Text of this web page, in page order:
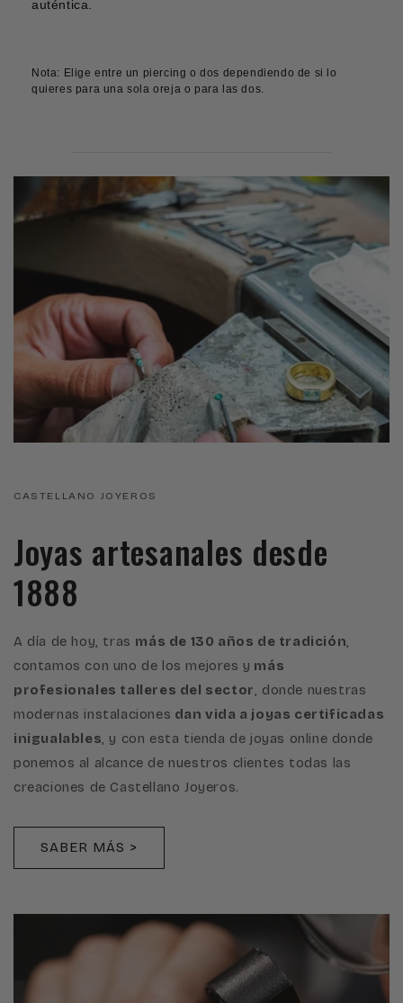
auténtica.
Nota: Elige entre un piercing o dos dependiendo de si lo
quieres para una sola oreja o para las dos.
CASTELLANO JOYEROS
Joyas artesanales desde
1888
A día de hoy, tras más de 130 años de tradición,
contamos con uno de los mejores y más
profesionales talleres del sector, donde nuestras
modernas instalaciones dan vida a joyas certificadas
inigualables, y con esta tienda de joyas online donde
ponemos al alcance de nuestros clientes todas las
creaciones de Castellano Joyeros.
SABER MÁS >